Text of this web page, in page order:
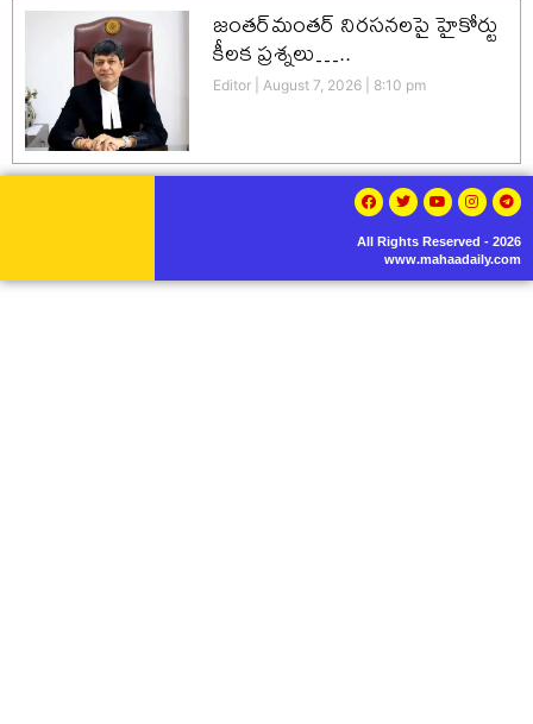
జంతర్‌మంతర్ నిరసనలపై హైకోర్టు
కీలక ప్రశ్నలు…..
Editor August 7, 2026 8:10 pm
All Rights Reserved - 2026
www.mahaadaily.com